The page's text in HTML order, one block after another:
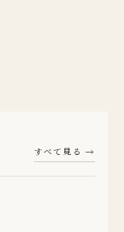
すべて見る →